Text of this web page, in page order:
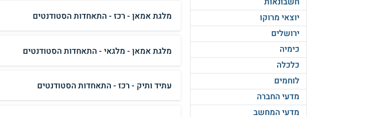
יוצאי מרוקו
ירושלים
כימיה
כלכלה
לוחמים
מדעי החברה
מדעי המחשב
מלגת אמאן - רכז - התאחדות הסטודנטים
מלגת אמאן - מלגאי - התאחדות הסטודנטים
עתיד ותיק - רכז - התאחדות הסטודנטים